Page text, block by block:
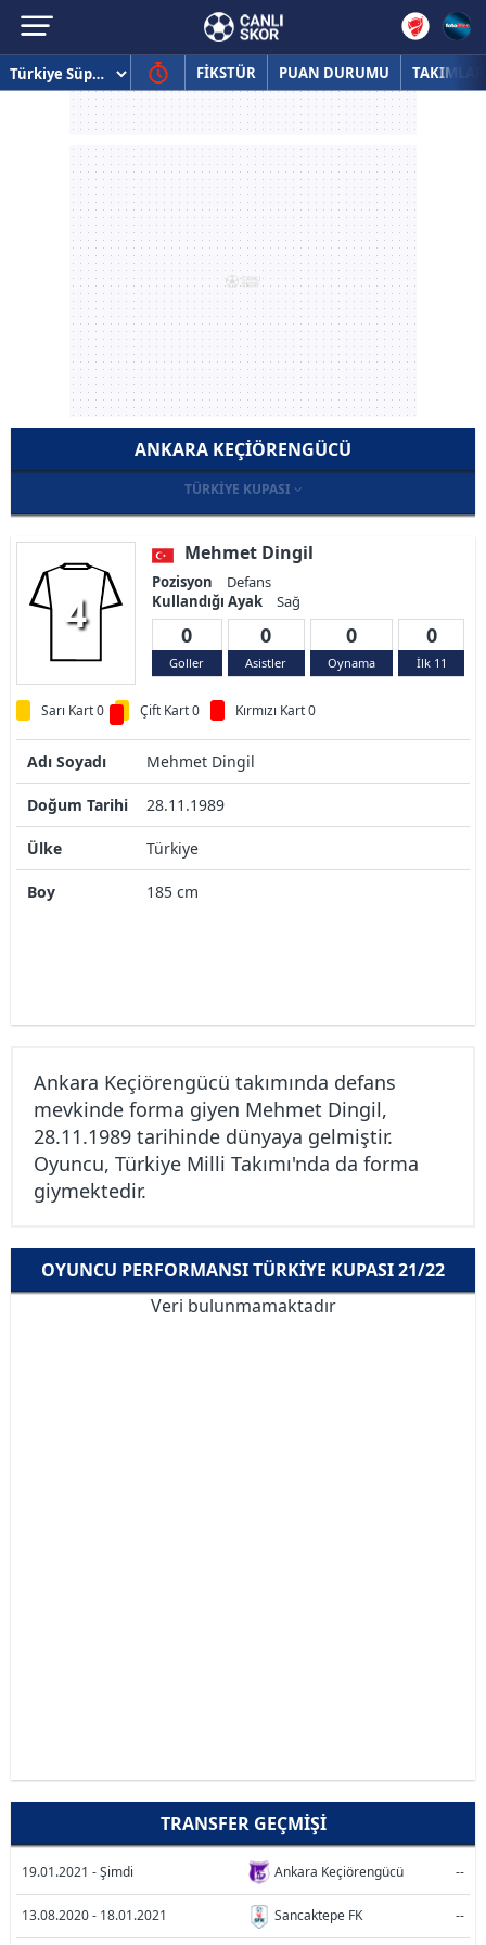
FİKSTÜR PUAN DURUMU TAKIMLAR
ANKARA KEÇIÖRENGÜCÜ
TÜRKIYE KUPASI
4
Mehmet Dingil
Pozisyon
Defans
Kullandığı Ayak
Sağ
0
Goller
0
Asistler
0
Oynama
0
İlk 11
Sarı Kart 0 Çift Kart 0 Kırmızı Kart 0
Adı Soyadı Mehmet Dingil
Doğum Tarihi 28.11.1989
Ülke Türkiye
Boy 185 cm
Ankara Keçiörengücü takımında defans
mevkinde forma giyen Mehmet Dingil,
28.11.1989 tarihinde dünyaya gelmiştir.
Oyuncu, Türkiye Milli Takımı'nda da forma
giymektedir.
OYUNCU PERFORMANSI TÜRKIYE KUPASI 21/22
Veri bulunmamaktadır
TRANSFER GEÇMIŞI
19.01.2021 - Şimdi Ankara Keçiörengücü --
13.08.2020 - 18.01.2021 Sancaktepe FK --